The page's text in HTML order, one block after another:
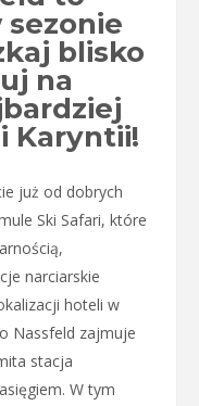
sezonie
blisko
na
Karyntii!
już od dobrych
Ski Safari, które
narciarskie
hoteli w
Nassfeld zajmuje
stacja
W tym